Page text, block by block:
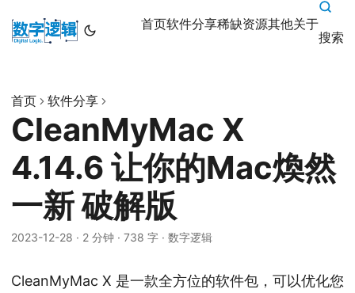
首页软件分享稀缺资源其他关于
搜索
首页 软件分享
CleanMyMac X
4.14.6 让你的Mac煥然
一新 破解版
2023-12-28 · 2 分钟 · 738 字 · 数字逻辑
CleanMyMac X 是一款全方位的软件包，可以优化您